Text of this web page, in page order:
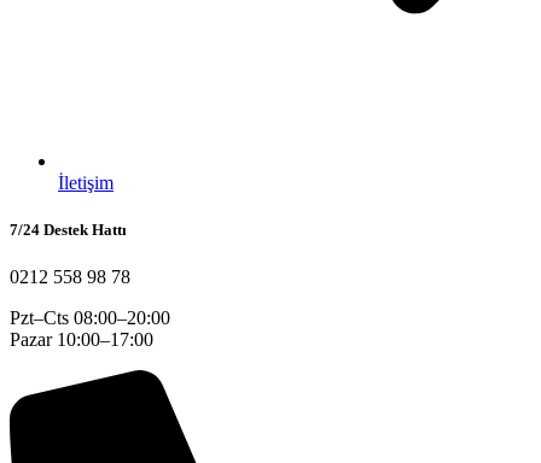
İletişim
7/24 Destek Hattı
0212 558 98 78
Pzt–Cts 08:00–20:00
Pazar 10:00–17:00